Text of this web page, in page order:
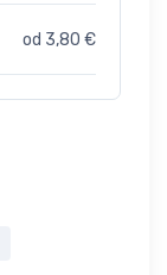
od 3,80 €